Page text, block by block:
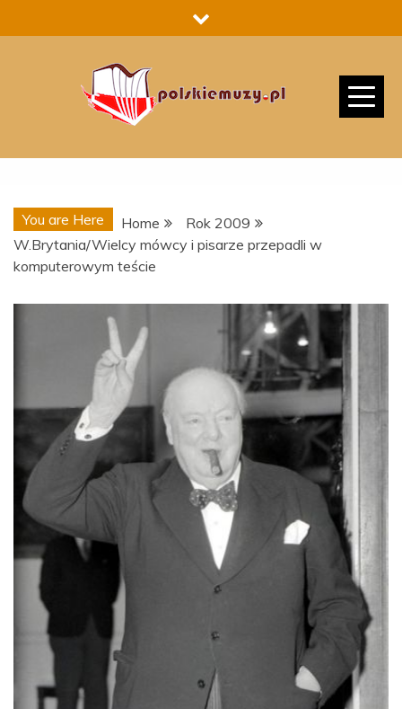
to
You are Here Home
Rok 2009
W.Brytania/Wielcy mówcy i pisarze przepadli w
komputerowym teście